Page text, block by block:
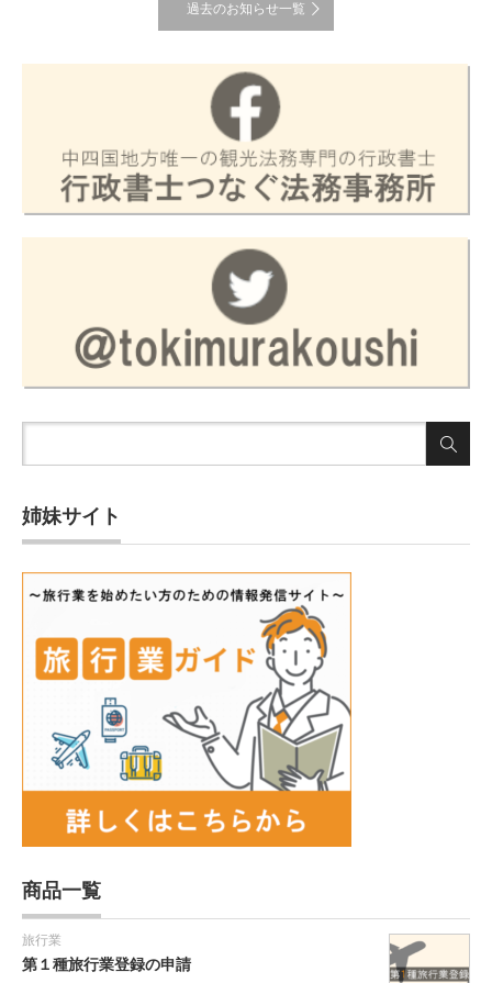
過去のお知らせ一覧
姉妹サイト
商品一覧
旅行業
第１種旅行業登録の申請